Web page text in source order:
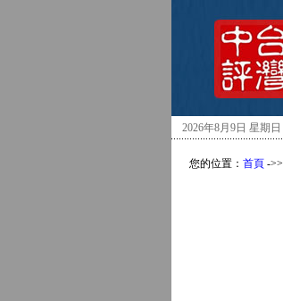
2026年8月9日 星期日
您的位置： 首頁 ->>